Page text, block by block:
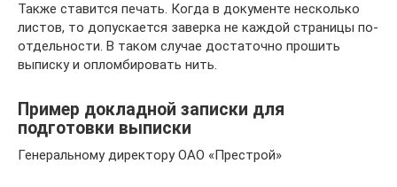
Также ставится печать. Когда в документе несколько
листов, то допускается заверка не каждой страницы по-
отдельности. В таком случае достаточно прошить
выписку и опломбировать нить.
Пример докладной записки для
подготовки выписки
Генеральному директору ОАО «Престрой»